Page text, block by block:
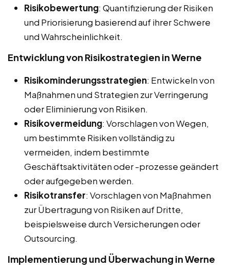
Risikobewertung: Quantifizierung der Risiken
und Priorisierung basierend auf ihrer Schwere
und Wahrscheinlichkeit.
Entwicklung von Risikostrategien in Werne
Risikominderungsstrategien: Entwickeln von
Maßnahmen und Strategien zur Verringerung
oder Eliminierung von Risiken.
Risikovermeidung: Vorschlagen von Wegen,
um bestimmte Risiken vollständig zu
vermeiden, indem bestimmte
Geschäftsaktivitäten oder -prozesse geändert
oder aufgegeben werden.
Risikotransfer: Vorschlagen von Maßnahmen
zur Übertragung von Risiken auf Dritte,
beispielsweise durch Versicherungen oder
Outsourcing.
Implementierung und Überwachung in Werne